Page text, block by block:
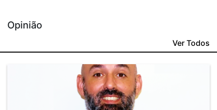
Opinião
Ver Todos